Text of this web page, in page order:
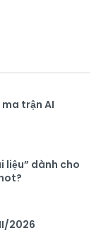
trận AI
liệu” dành cho
2026